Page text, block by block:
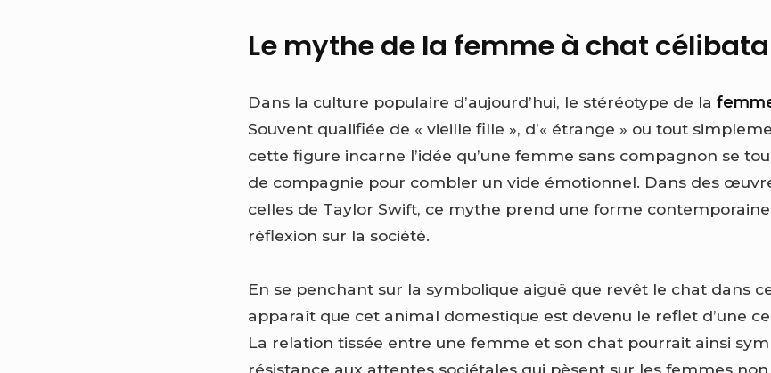
Le mythe de la femme à chat
Dans la culture populaire d’aujourd’hui, le stéréotype de la
Souvent qualifiée de « vieille fille », d’« étrange » ou tout
cette figure incarne l’idée qu’une femme sans compagnon se
de compagnie pour combler un vide émotionnel. Dans des
celles de Taylor Swift, ce mythe prend une forme
réflexion sur la société.
En se penchant sur la symbolique aiguë que revêt le chat dans
apparaît que cet animal domestique est devenu le reflet d’une
La relation tissée entre une femme et son chat pourrait ainsi
résistance aux attentes sociétales qui pèsent sur les femmes